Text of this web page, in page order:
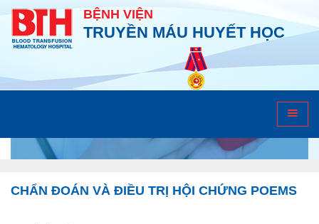
BỆNH VIỆN
TRUYỀN MÁU HUYẾT HỌC
CHẨN ĐOÁN VÀ ĐIỀU TRỊ HỘI CHỨNG POEMS